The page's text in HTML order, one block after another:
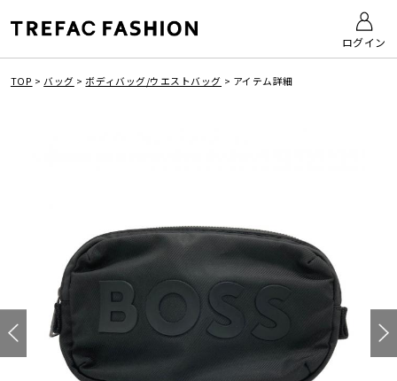
ログイン
TOP >バッグ > ボディバッグ/ウエストバッグ > アイテム詳細